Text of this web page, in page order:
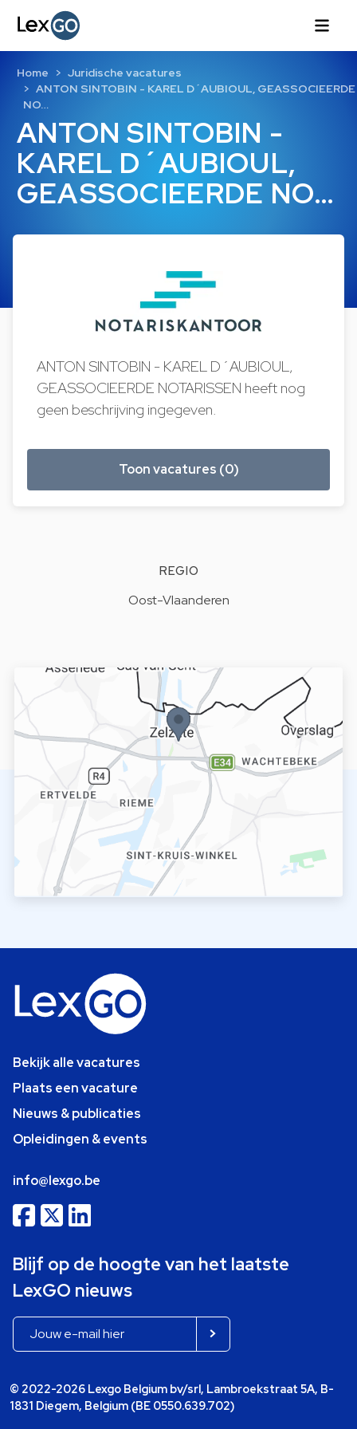
ANTON SINTOBIN -
KAREL D´AUBIOUL,
GEASSOCIEERDE NO…
Home
Juridische vacatures
ANTON SINTOBIN - KAREL D´AUBIOUL, GEASSOCIEERDE
NO…
ANTON SINTOBIN - KAREL D´AUBIOUL,
GEASSOCIEERDE NOTARISSEN heeft nog
geen beschrijving ingegeven.
Toon vacatures (0)
REGIO
Oost-Vlaanderen
Bekijk alle vacatures
Plaats een vacature
Nieuws & publicaties
Opleidingen & events
info@lexgo.be
Blijf op de hoogte van het laatste
LexGO nieuws
© 2022-2026 Lexgo Belgium bv/srl, Lambroekstraat 5A, B-
1831 Diegem, Belgium (BE 0550.639.702)